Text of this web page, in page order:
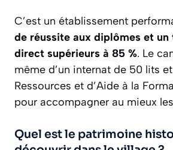
C’est un établissement
de réussite aux diplômes et un
direct supérieurs à 85 %. Le
même d’un internat de 50 lits
Ressources et d’Aide à la
pour accompagner au mieux
Quel est le patrimoine